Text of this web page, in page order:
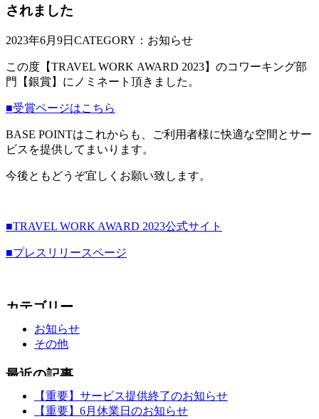
されました
2023年6月9日 CATEGORY：お知らせ
この度【TRAVEL WORK AWARD 2023】のコワーキング部
門【銀賞】にノミネート頂きました。
■受賞ページはこちら
BASE POINTはこれからも、ご利用者様に快適な空間とサー
ビスを提供してまいります。
今後ともどうぞ宜しくお願い致します。
■TRAVEL WORK AWARD 2023公式サイト
■プレスリリースページ
お知らせ
その他
【重要】サービス提供終了のお知らせ
【重要】6月休業日のお知らせ